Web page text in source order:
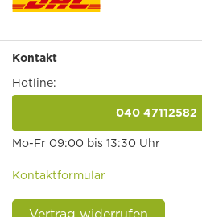
Kontakt
Hotline:
040 47112582
Mo-Fr 09:00 bis 13:30 Uhr
Kontaktformular